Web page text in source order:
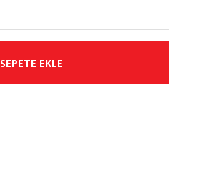
SEPETE EKLE